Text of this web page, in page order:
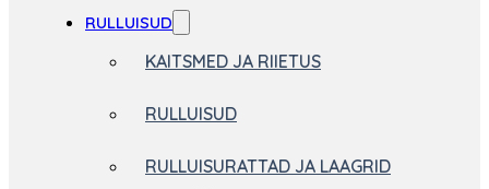
RULLUISUD
KAITSMED JA RIIETUS
RULLUISUD
RULLUISURATTAD JA LAAGRID